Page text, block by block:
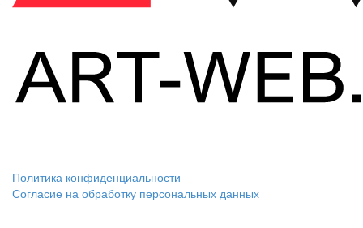
Политика конфиденциальности
Согласие на обработку персональных данных